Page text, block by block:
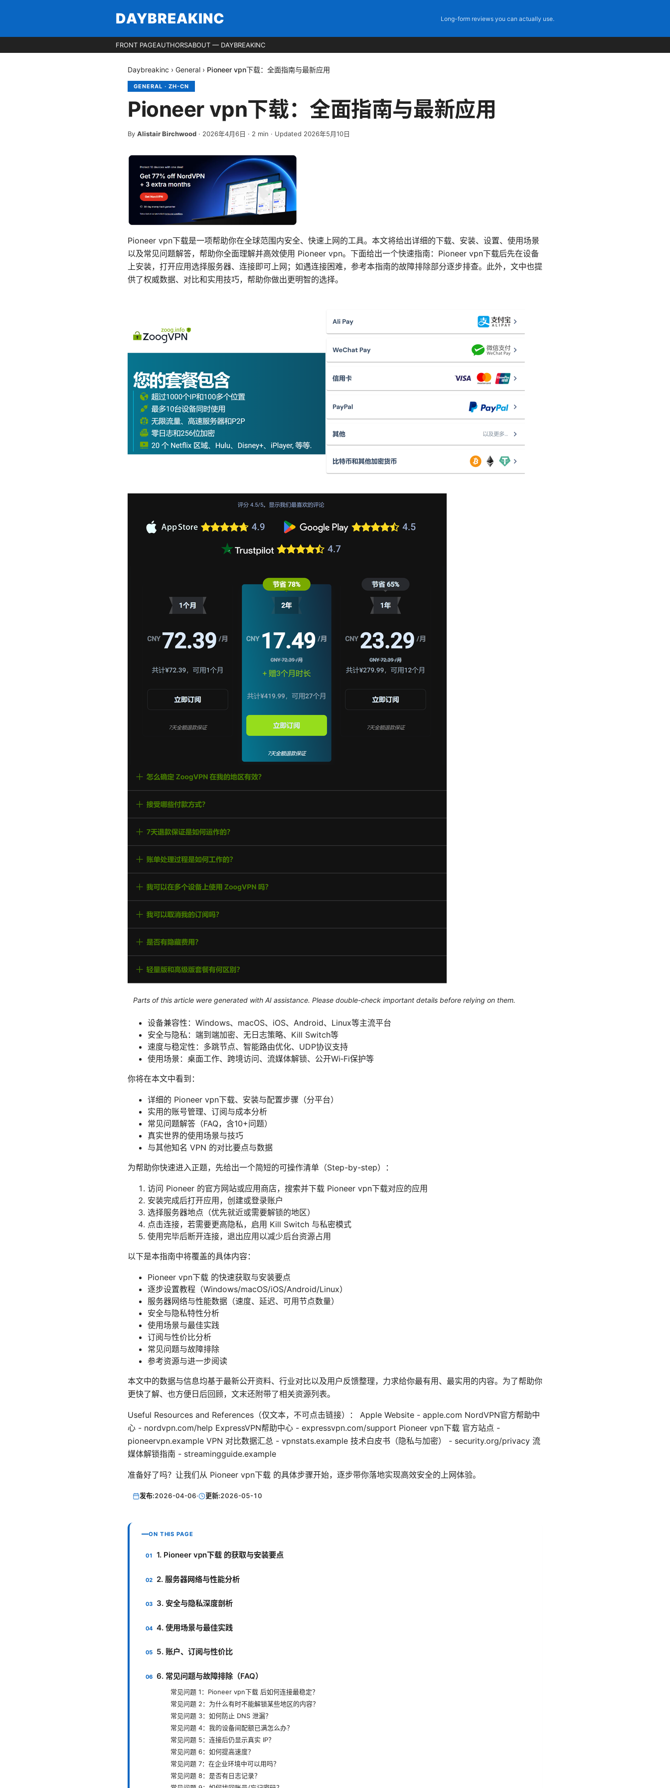
DAYBREAKINC Long-form reviews you can actually use.
FRONT PAGEAUTHORSABOUT — DAYBREAKINC
Daybreakinc › General › Pioneer vpn下载：全面指南与最新应用
GENERAL · ZH-CN
Pioneer vpn下载：全面指南与最新应用
By Alistair Birchwood · 2026年4月6日 · 2 min · Updated 2026年5月10日
Pioneer vpn下载是一项帮助你在全球范围内安全、快速上网的工具。本文将给出详细的下载、安装、设置、使用场景
以及常见问题解答，帮助你全面理解并高效使用 Pioneer vpn。下面给出一个快速指南：Pioneer vpn下载后先在设备
上安装，打开应用选择服务器、连接即可上网；如遇连接困难，参考本指南的故障排除部分逐步排查。此外，文中也提
供了权威数据、对比和实用技巧，帮助你做出更明智的选择。
Parts of this article were generated with AI assistance. Please double-check important details before relying on them.
设备兼容性：Windows、macOS、iOS、Android、Linux等主流平台
安全与隐私：端到端加密、无日志策略、Kill Switch等
速度与稳定性：多跳节点、智能路由优化、UDP协议支持
使用场景：桌面工作、跨境访问、流媒体解锁、公开Wi‑Fi保护等
你将在本文中看到：
详细的 Pioneer vpn下载、安装与配置步骤（分平台）
实用的账号管理、订阅与成本分析
常见问题解答（FAQ，含10+问题）
真实世界的使用场景与技巧
与其他知名 VPN 的对比要点与数据
为帮助你快速进入正题，先给出一个简短的可操作清单（Step-by-step）：
访问 Pioneer 的官方网站或应用商店，搜索并下载 Pioneer vpn下载对应的应用
安装完成后打开应用，创建或登录账户
选择服务器地点（优先就近或需要解锁的地区）
点击连接，若需要更高隐私，启用 Kill Switch 与私密模式
使用完毕后断开连接，退出应用以减少后台资源占用
以下是本指南中将覆盖的具体内容：
Pioneer vpn下载 的快速获取与安装要点
逐步设置教程（Windows/macOS/iOS/Android/Linux）
服务器网络与性能数据（速度、延迟、可用节点数量）
安全与隐私特性分析
使用场景与最佳实践
订阅与性价比分析
常见问题与故障排除
参考资源与进一步阅读
本文中的数据与信息均基于最新公开资料、行业对比以及用户反馈整理，力求给你最有用、最实用的内容。为了帮助你
更快了解、也方便日后回顾，文末还附带了相关资源列表。
Useful Resources and References（仅文本，不可点击链接）： Apple Website - apple.com NordVPN官方帮助中
心 - nordvpn.com/help ExpressVPN帮助中心 - expressvpn.com/support Pioneer vpn下载 官方站点 -
pioneervpn.example VPN 对比数据汇总 - vpnstats.example 技术白皮书（隐私与加密） - security.org/privacy 流
媒体解锁指南 - streamingguide.example
准备好了吗？让我们从 Pioneer vpn下载 的具体步骤开始，逐步带你落地实现高效安全的上网体验。
发布:2026-04-06· 更新:2026-05-10
ON THIS PAGE
1. Pioneer vpn下载 的获取与安装要点
2. 服务器网络与性能分析
3. 安全与隐私深度剖析
4. 使用场景与最佳实践
5. 账户、订阅与性价比
6. 常见问题与故障排除（FAQ）
常见问题 1：Pioneer vpn下载 后如何连接最稳定？
常见问题 2：为什么有时不能解锁某些地区的内容？
常见问题 3：如何防止 DNS 泄漏？
常见问题 4：我的设备间配额已满怎么办？
常见问题 5：连接后仍显示真实 IP？
常见问题 6：如何提高速度？
常见问题 7：在企业环境中可以用吗？
常见问题 8：是否有日志记录？